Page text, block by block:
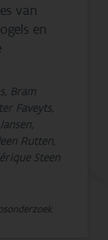
van
en
Bram
Faveyts,
Rutten,
Steen